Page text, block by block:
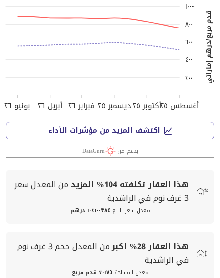
أغسطس ٢٥ أكتوبر ٢٥ ديسمبر ٢٥ فبراير ٢٦ أبريل ٢٦ يونيو ٢٦
قدم مربع/درهم إماراتي ٢٠٠
٤٠٠
٦٠٠
٨٠٠
١٬٠٠٠
اكتشف المزيد من مؤشرات الأداء
بدعم من DataGuru
هذا العقار تكلفته104% المزيد من المعدلسعر
3 غرف نوم في الراشدية
معدل سعر البيع ١٬٢١٠٬٣٨٥ درهم
هذا العقار28% اكبرمن المعدلحجم
3 غرف نوم
في الراشدية
معدل المساحة ٢٬١٧٥ قدم مربع